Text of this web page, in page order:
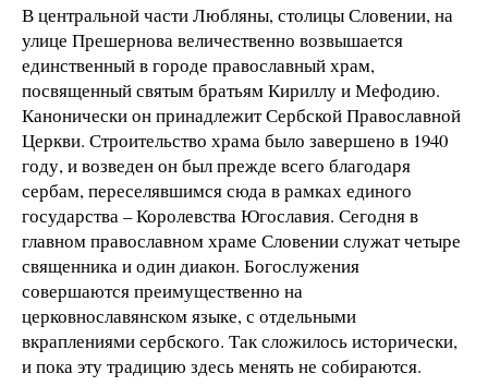
В центральной части Любляны, столицы Словении, на
улице Прешернова величественно возвышается
единственный в городе православный храм,
посвященный святым братьям Кириллу и Мефодию.
Канонически он принадлежит Сербской Православной
Церкви. Строительство храма было завершено в 1940
году, и возведен он был прежде всего благодаря
сербам, переселявшимся сюда в рамках единого
государства – Королевства Югославия. Сегодня в
главном православном храме Словении служат четыре
священника и один диакон. Богослужения
совершаются преимущественно на
церковнославянском языке, с отдельными
вкраплениями сербского. Так сложилось исторически,
и пока эту традицию здесь менять не собираются.